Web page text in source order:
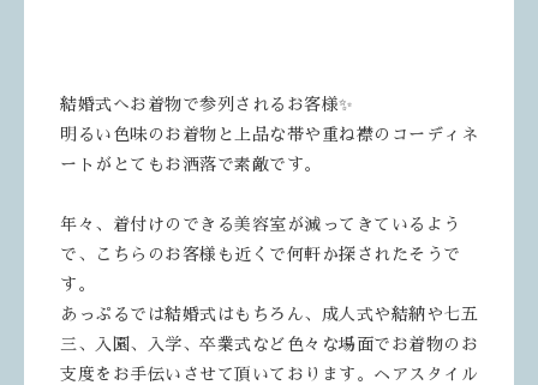
結婚式へお着物で参列されるお客様✨
明るい色味のお着物と上品な帯や重ね襟のコーディネ
ートがとてもお洒落で素敵です。
年々、着付けのできる美容室が減ってきているよう
で、こちらのお客様も近くで何軒か探されたそうで
す。
あっぷるでは結婚式はもちろん、成人式や結納や七五
三、入園、入学、卒業式など色々な場面でお着物のお
支度をお手伝いさせて頂いております。ヘアスタイル